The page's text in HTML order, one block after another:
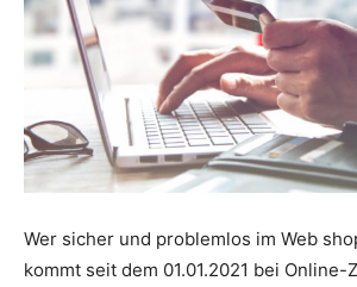
Wer sicher und problemlos im Web
kommt seit dem 01.01.2021 bei